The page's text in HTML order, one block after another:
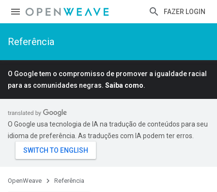
FAZER LOGIN
Referência
O Google tem o compromisso de promover a igualdade racial
para as comunidades negras. Saiba como.
O Google usa tecnologia de IA na tradução de conteúdos para seu
idioma de preferência. As traduções com IA podem ter erros.
OpenWeave Referência